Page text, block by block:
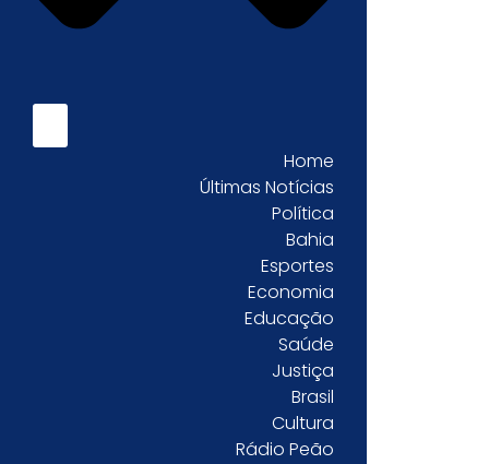
Home
Últimas Notícias
Política
Bahia
Esportes
Economia
Educação
Saúde
Justiça
Brasil
Cultura
Rádio Peão